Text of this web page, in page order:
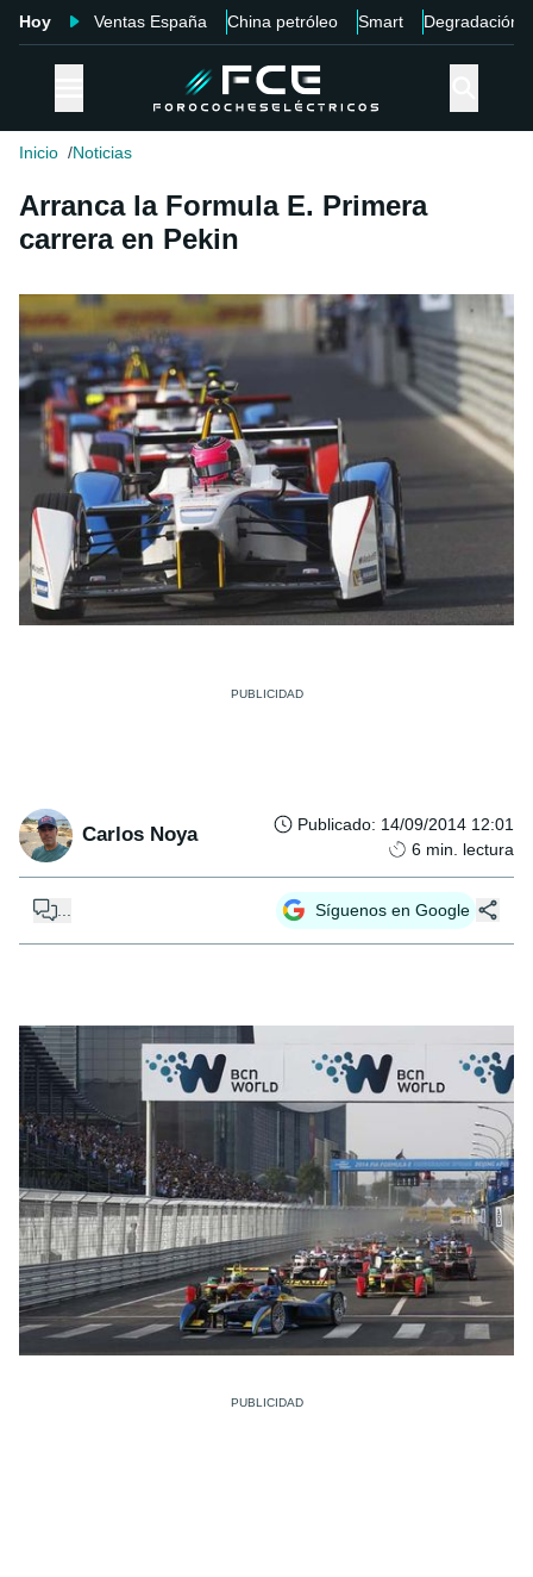
Hoy Ventas España China petróleo Smart Degradación
Inicio Noticias
Arranca la Formula E. Primera
carrera en Pekin
Carlos Noya Publicado: 14/09/2014 12:01
6 min. lectura
Síguenos en Google